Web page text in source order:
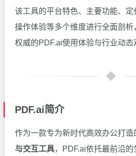
该工具的平台特色、主要功能、定
操作体验等多个维度进行全面剖
权威的PDF.ai使用体验与行业动态
PDF.ai简介
作为一款专为新时代高效办公打造
与交互工具，PDF.ai依托最前沿